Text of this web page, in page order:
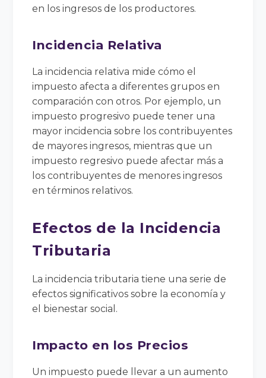
en los ingresos de los productores.
Incidencia Relativa
La incidencia relativa mide cómo el
impuesto afecta a diferentes grupos en
comparación con otros. Por ejemplo, un
impuesto progresivo puede tener una
mayor incidencia sobre los contribuyentes
de mayores ingresos, mientras que un
impuesto regresivo puede afectar más a
los contribuyentes de menores ingresos
en términos relativos.
Efectos de la Incidencia
Tributaria
La incidencia tributaria tiene una serie de
efectos significativos sobre la economía y
el bienestar social.
Impacto en los Precios
Un impuesto puede llevar a un aumento